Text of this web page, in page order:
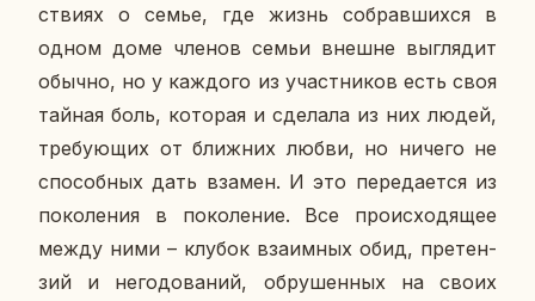
стви­ях о семье, где жизнь со­брав­ших­ся в
одном доме членов семьи внешне вы­гля­дит
обычно, но у каж­до­го из участ­ни­ков есть своя
тайная боль, ко­то­рая и сде­ла­ла из них людей,
тре­бу­ю­щих от ближ­них любви, но ничего не
спо­соб­ных дать взамен. И это пе­ре­да­ет­ся из
по­ко­ле­ния в по­ко­ле­ние. Все про­ис­хо­дя­щее
между ними – клубок вза­им­ных обид, пре­тен­
зий и него­до­ва­ний, об­ру­шен­ных на своих